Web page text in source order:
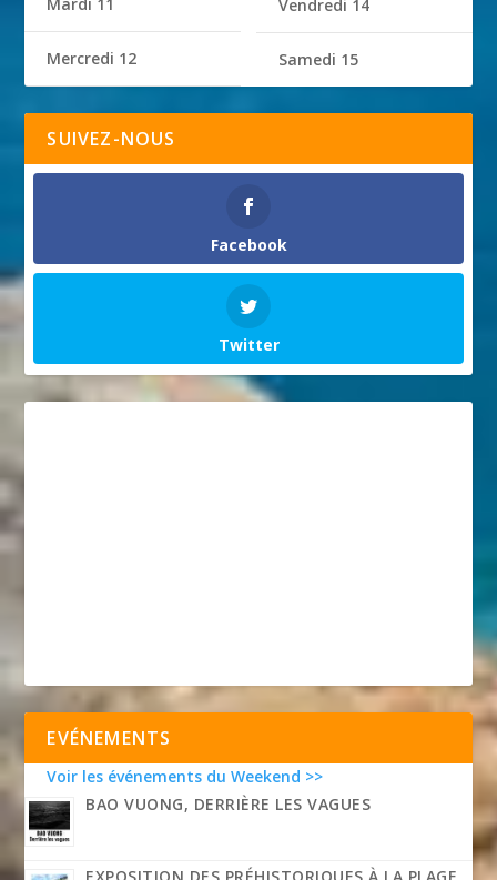
Mardi 11
Mercredi 12
Vendredi 14
Samedi 15
SUIVEZ-NOUS
Facebook
Twitter
EVÉNEMENTS
Voir les événements du Weekend >>
BAO VUONG, DERRIÈRE LES VAGUES